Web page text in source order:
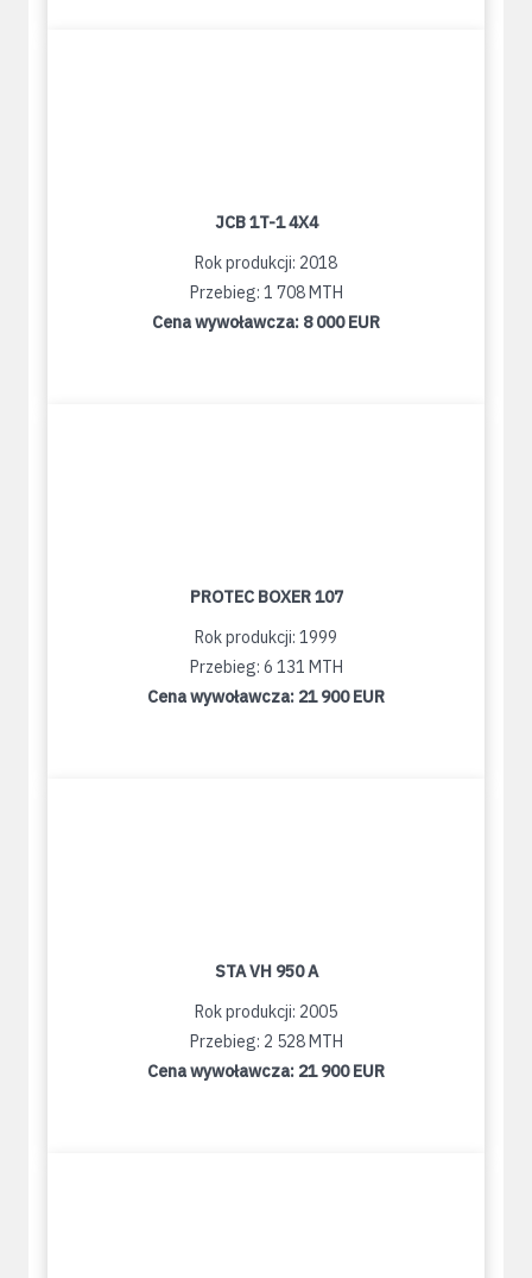
JCB 1T-1 4X4
Rok produkcji: 2018
Przebieg: 1 708 MTH
Cena wywoławcza: 8 000 EUR
PROTEC BOXER 107
Rok produkcji: 1999
Przebieg: 6 131 MTH
Cena wywoławcza: 21 900 EUR
STA VH 950 A
Rok produkcji: 2005
Przebieg: 2 528 MTH
Cena wywoławcza: 21 900 EUR